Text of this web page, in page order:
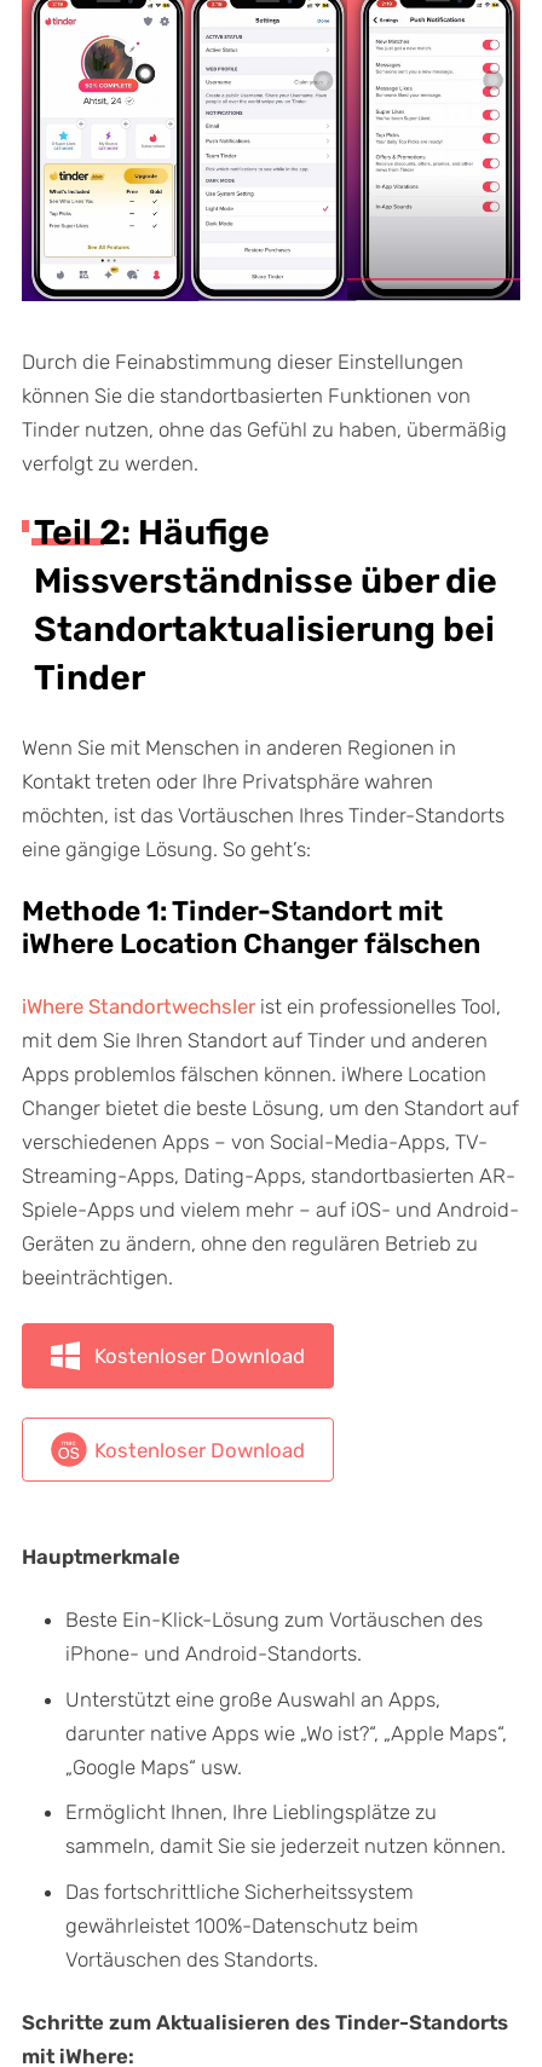
Durch die Feinabstimmung dieser Einstellungen
können Sie die standortbasierten Funktionen von
Tinder nutzen, ohne das Gefühl zu haben, übermäßig
verfolgt zu werden.
Teil 2: Häufige
Missverständnisse über die
Standortaktualisierung bei
Tinder
Wenn Sie mit Menschen in anderen Regionen in
Kontakt treten oder Ihre Privatsphäre wahren
möchten, ist das Vortäuschen Ihres Tinder-Standorts
eine gängige Lösung. So geht’s:
Methode 1: Tinder-Standort mit
iWhere Location Changer fälschen
iWhere Standortwechslerist ein professionelles Tool,
mit dem Sie Ihren Standort auf Tinder und anderen
Apps problemlos fälschen können. iWhere Location
Changer bietet die beste Lösung, um den Standort auf
verschiedenen Apps – von Social-Media-Apps, TV-
Streaming-Apps, Dating-Apps, standortbasierten AR-
Spiele-Apps und vielem mehr – auf iOS- und Android-
Geräten zu ändern, ohne den regulären Betrieb zu
beeinträchtigen.
Kostenloser Download
Kostenloser Download
Hauptmerkmale
Beste Ein-Klick-Lösung zum Vortäuschen des
iPhone- und Android-Standorts.
Unterstützt eine große Auswahl an Apps,
darunter native Apps wie „Wo ist?“, „Apple Maps“,
„Google Maps“ usw.
Ermöglicht Ihnen, Ihre Lieblingsplätze zu
sammeln, damit Sie sie jederzeit nutzen können.
Das fortschrittliche Sicherheitssystem
gewährleistet 100%-Datenschutz beim
Vortäuschen des Standorts.
Schritte zum Aktualisieren des Tinder-Standorts
mit iWhere: